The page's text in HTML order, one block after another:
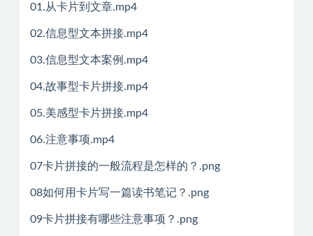
01.从卡片到文章.mp4
02.信息型文本拼接.mp4
03.信息型文本案例.mp4
04.故事型卡片拼接.mp4
05.美感型卡片拼接.mp4
06.注意事项.mp4
07卡片拼接的一般流程是怎样的？.png
08如何用卡片写一篇读书笔记？.png
09卡片拼接有哪些注意事项？.png